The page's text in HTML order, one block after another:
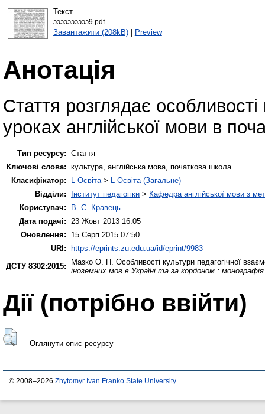
Текст
ээээээээээ9.pdf
Завантажити (208kB)| Preview
Анотація
Стаття розглядає особливості
уроках англійської мови в
Тип ресурсу: Стаття
Ключові слова: культура, англійська мова, початкова школа
Класифікатор:
L Освіта > L Освіта (Загальне)
Відділи:
Інститут педагогіки > Кафедра англійської мови з
Користувач:
В. С. Кравець
Дата подачі:
23 Жовт 2013 16:05
Оновлення:
15 Серп 2015 07:50
URI: https://eprints.zu.edu.ua/id/eprint/9983
ДСТУ 8302:2015:
Мазко О. П. Особливості культури педагогічної
іноземних мов в Україні та за кордоном :
Дії ​​(потрібно ввійти)
Оглянути опис ресурсу
© 2008–2026 Zhytomyr Ivan Franko State University